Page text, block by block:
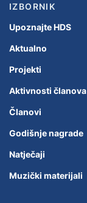
IZBORNIK
Upoznajte HDS
Aktualno
Projekti
Aktivnosti članova
Članovi
Godišnje nagrade
Natječaji
Muzički materijali